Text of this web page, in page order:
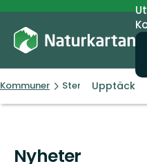
Kommuner Stenungsund
Upptäck
Nyheter